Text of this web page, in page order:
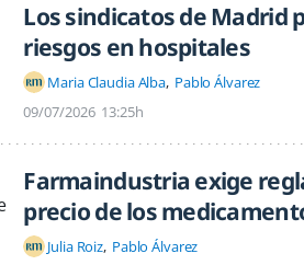
Los sindicatos de Madrid
riesgos en hospitales
Maria Claudia Alba Pablo Álvarez
09/07/2026 13:25h
Farmaindustria exige
precio de los
Julia Roiz Pablo Álvarez